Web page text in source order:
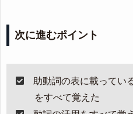
次に進むポイント
助動詞の表に載ってい
をすべて覚えた